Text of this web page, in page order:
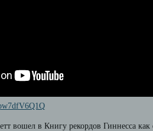
вошел в Книгу рекордов Гиннесса